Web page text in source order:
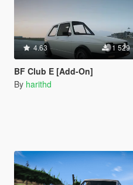
4.63 1 529
BF Club E [Add-On]
By harithd